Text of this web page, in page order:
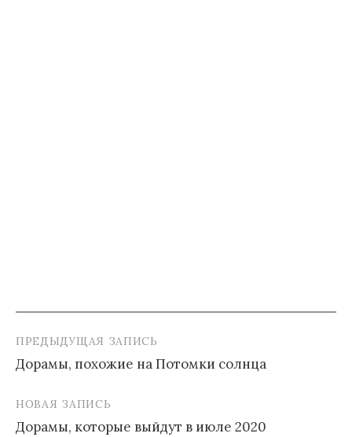
Навигация
по
записям
ПРЕДЫДУЩАЯ ЗАПИСЬ
Дорамы, похожие на Потомки солнца
НОВАЯ ЗАПИСЬ
Дорамы, которые выйдут в июле 2020